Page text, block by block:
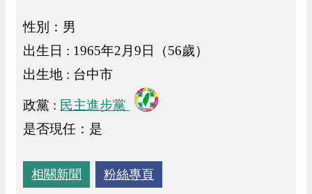
性別：男
出生日 : 1965年2月9日（56歲）
出生地 : 台中市
政黨 : 民主進步黨
是否現任：是
相關新聞 粉絲專頁